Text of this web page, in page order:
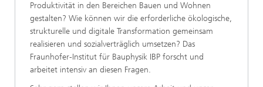
Produktivität in den Bereichen Bauen und Wohnen
gestalten? Wie können wir die erforderliche ökologische,
strukturelle und digitale Transformation gemeinsam
realisieren und sozialverträglich umsetzen? Das
Fraunhofer-Institut für Bauphysik IBP forscht und
arbeitet intensiv an diesen Fragen.